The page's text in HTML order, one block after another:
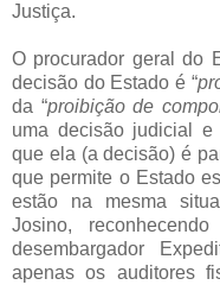
Justiça.
O procurador geral do
decisão do Estado é “
da “proibição de
uma decisão judicial e
que ela (a decisão) é
que permite o Estado
estão na mesma
Josino,
desembargador
apenas os auditores